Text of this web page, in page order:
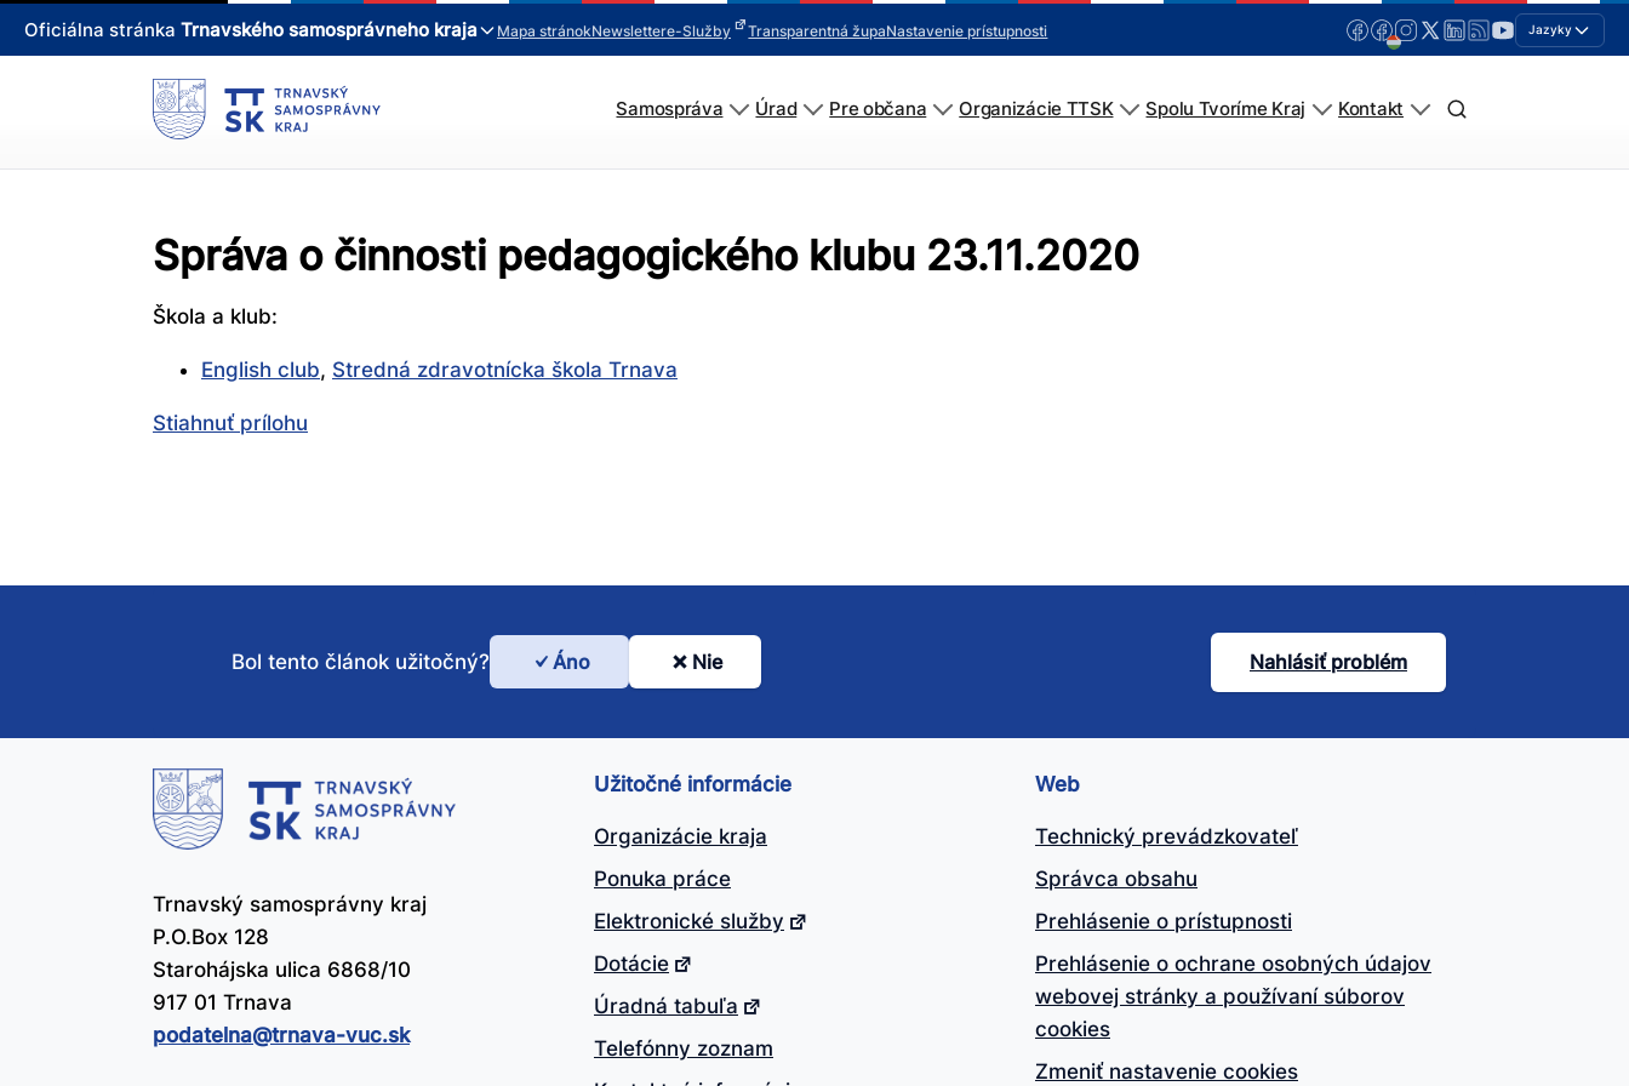
Oficiálna stránka Trnavského samosprávneho kraja Mapa stránokNewslettere-Služby Transparentná župaNastavenie prístupnosti Jazyky
Samospráva Úrad Pre občana Organizácie TTSK Spolu Tvoríme Kraj Kontakt
Správa o činnosti pedagogického klubu 23.11.2020
Škola a klub:
English club, Stredná zdravotnícka škola Trnava
Stiahnuť prílohu
Bol
tento
článok
užitočný?
Bol tento článok užitočný? Áno Nie Nahlásiť problém
Trnavský samosprávny kraj
P.O.Box 128
Starohájska ulica 6868/10
917 01 Trnava
podatelna@​trnava-vuc.sk
Užitočné informácie
Organizácie kraja
Ponuka práce
Elektronické služby
Dotácie
Úradná tabuľa
Telefónny zoznam
Web
Technický prevádzkovateľ
Správca obsahu
Prehlásenie o prístupnosti
Prehlásenie o ochrane osobných údajov
webovej stránky a používaní súborov
cookies
Zmeniť nastavenie cookies